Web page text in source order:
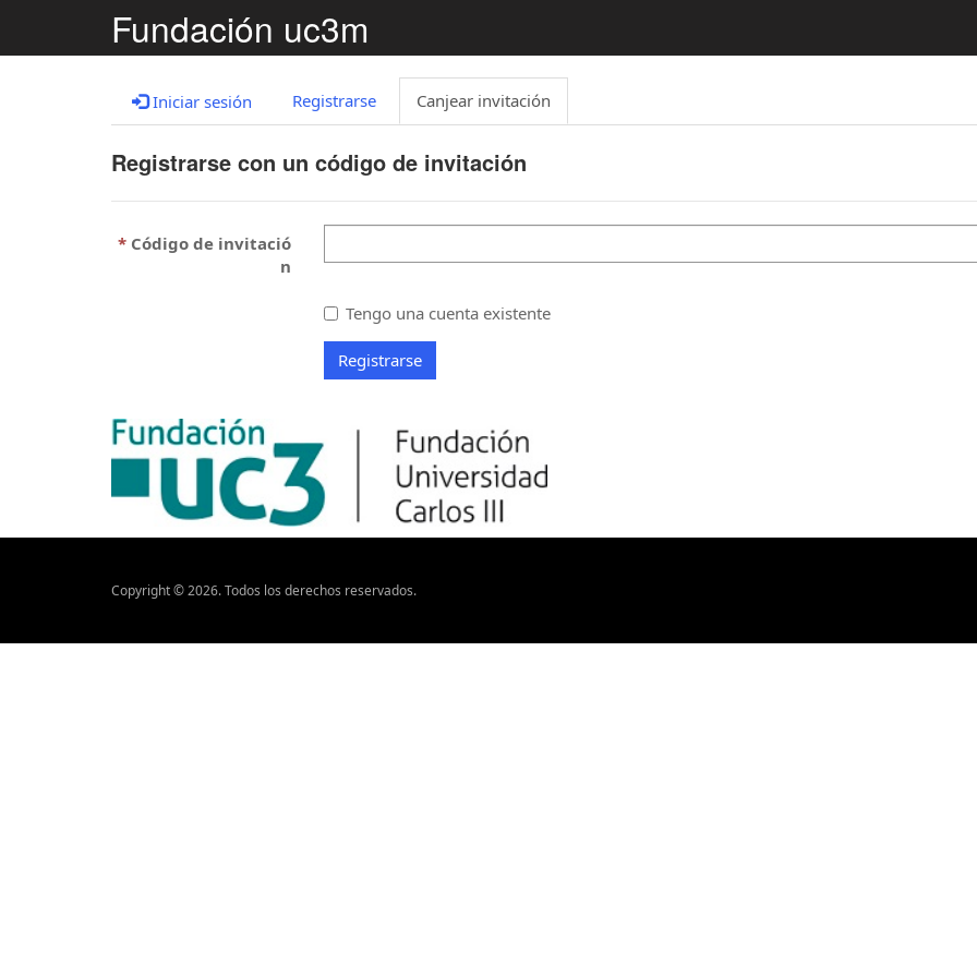
Fundación uc3m
Iniciar sesión Registrarse Canjear invitación
Registrarse con un código de invitación
Código de invitació
n
Tengo una cuenta existente
Registrarse
Copyright ©2026. Todos los derechos reservados.